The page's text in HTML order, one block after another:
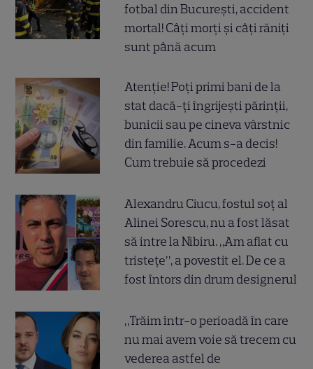
fotbal din București, accident
mortal! Câți morți și câți răniți
sunt până acum
Atenție! Poți primi bani de la
stat dacă-ți îngrijești părinții,
bunicii sau pe cineva vârstnic
din familie. Acum s-a decis!
Cum trebuie să procedezi
Alexandru Ciucu, fostul soț al
Alinei Sorescu, nu a fost lăsat
să intre la Nibiru. „Am aflat cu
tristețe”, a povestit el. De ce a
fost întors din drum designerul
„Trăim într-o perioadă în care
nu mai avem voie să trecem cu
vederea astfel de